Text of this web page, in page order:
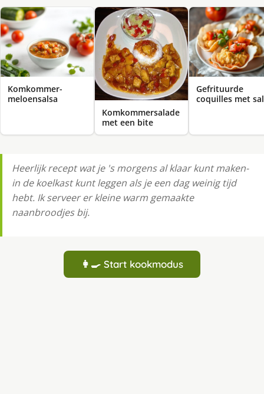
Komkommer-
meloensalsa
Komkommersalade
met een bite
Gefrituurde
coquilles met
Heerlijk recept wat je 's morgens al klaar kunt maken-
in de koelkast kunt leggen als je een dag weinig tijd
hebt. Ik serveer er kleine warm gemaakte
naanbroodjes bij.
👩‍🍳 Start kookmodus